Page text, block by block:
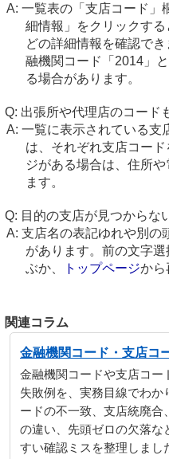
一覧表の「支店コード」
細情報」をクリックす
どの詳細情報を確認で
融機関コード「2014」
る場合があります。
出張所や代理店のコード
一覧に表示されている支
は、それぞれ支店コー
ジがある場合は、住所
ます。
目的の支店が見つからな
支店名の表記ゆれや別の
があります。前の文字
ぶか、
トップページから
関連コラム
金融機関コード・支店コ
金融機関コードや支店コー
失敗例を、実務目線でわか
ードの不一致、支店統廃
の違い、先頭ゼロの欠落な
すい確認ミスを整理しまし